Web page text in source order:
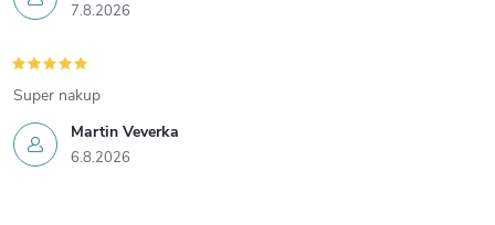
7.8.2026
Martin Veverka
6.8.2026
Super nakup